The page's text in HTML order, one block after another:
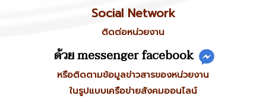
Social Network
ติดต่อหน่วยงาน
ด้วย messenger facebook
หรือติดตามข้อมูลข่าวสารของหน่วยงาน
ในรูปแบบเครือข่ายสังคมออนไลน์